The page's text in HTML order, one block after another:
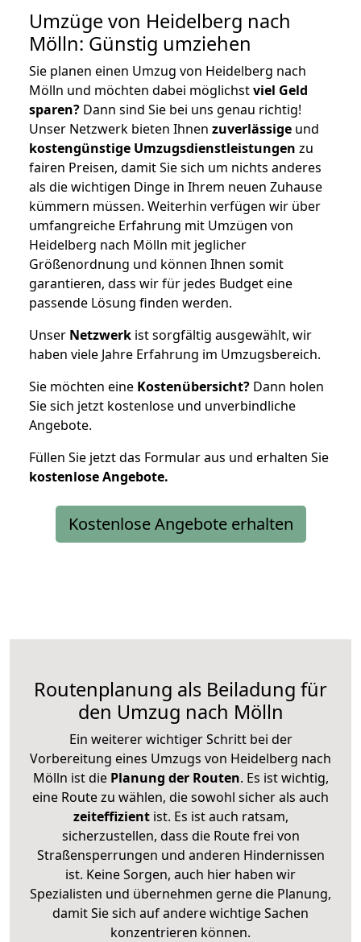
Umzüge von Heidelberg nach
Mölln: Günstig umziehen
Sie planen einen Umzug von Heidelberg nach
Mölln und möchten dabei möglichstviel Geld
sparen? Dann sind Sie bei uns genau richtig!
Unser Netzwerk bieten Ihnen zuverlässige und
kostengünstige Umzugsdienstleistungen zu
fairen Preisen, damit Sie sich um nichts anderes
als die wichtigen Dinge in Ihrem neuen Zuhause
kümmern müssen. Weiterhin verfügen wir über
umfangreiche Erfahrung mit Umzügen von
Heidelberg nach Mölln mit jeglicher
Größenordnung und können Ihnen somit
garantieren, dass wir für jedes Budget eine
passende Lösung finden werden.
Unser Netzwerk ist sorgfältig ausgewählt, wir
haben viele Jahre Erfahrung im Umzugsbereich.
Sie möchten eine Kostenübersicht? Dann holen
Sie sich jetzt kostenlose und unverbindliche
Angebote.
Füllen Sie jetzt das Formular aus und erhalten Sie
kostenloseAngebote.
Kostenlose Angebote erhalten
Routenplanung als Beiladung für
den Umzug nach Mölln
Ein weiterer wichtiger Schritt bei der
Vorbereitung eines Umzugs von Heidelberg nach
Mölln ist diePlanung der Routen. Es ist wichtig,
eine Route zu wählen, die sowohl sicher als auch
zeiteffizientist. Es ist auch ratsam,
sicherzustellen, dass die Route frei von
Straßensperrungen und anderen Hindernissen
ist. Keine Sorgen, auch hier haben wir
Spezialisten und übernehmen gerne die Planung,
damit Sie sich auf andere wichtige Sachen
konzentrieren können.